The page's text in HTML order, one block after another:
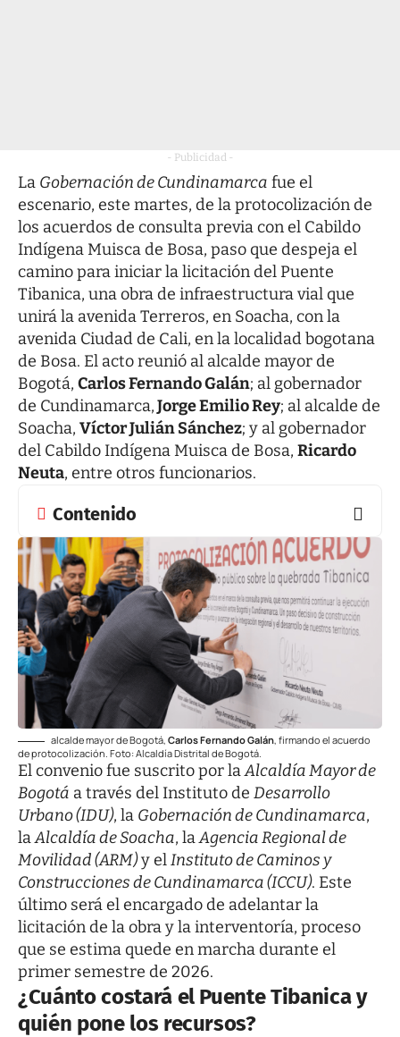
- Publicidad -
La Gobernación de Cundinamarca fue el
escenario, este martes, de la protocolización de
los acuerdos de consulta previa con el Cabildo
Indígena Muisca de Bosa, paso que despeja el
camino para iniciar la licitación del Puente
Tibanica, una obra de infraestructura vial que
unirá la avenida Terreros, en Soacha, con la
avenida Ciudad de Cali, en la localidad bogotana
de Bosa. El acto reunió al alcalde mayor de
Bogotá, Carlos Fernando Galán; al gobernador
de Cundinamarca,Jorge Emilio Rey; al alcalde de
Soacha, Víctor Julián Sánchez; y al gobernador
del Cabildo Indígena Muisca de Bosa, Ricardo
Neuta, entre otros funcionarios.
Contenido
alcalde mayor de Bogotá, Carlos Fernando Galán , firmando el acuerdo
de protocolización. Foto: Alcaldía Distrital de Bogotá.
El convenio fue suscrito por laAlcaldía Mayor de
Bogotá a través del Instituto de Desarrollo
Urbano (IDU), la Gobernación de Cundinamarca,
laAlcaldía de Soacha, laAgencia Regional de
Movilidad (ARM)y elInstituto de Caminos y
Construcciones de Cundinamarca (ICCU). Este
último será el encargado de adelantar la
licitación de la obra y la interventoría, proceso
que se estima quede en marcha durante el
primer semestre de 2026.
¿Cuánto costará el Puente Tibanica y
quién pone los recursos?